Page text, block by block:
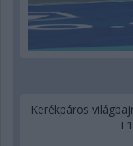
Kerékpáros